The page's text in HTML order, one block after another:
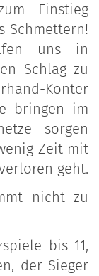
Einstieg
Schmettern!
uns in
Schlag zu
Konter
bringen im
sorgen
Zeit mit
geht.
nicht zu
bis 11,
der Sieger